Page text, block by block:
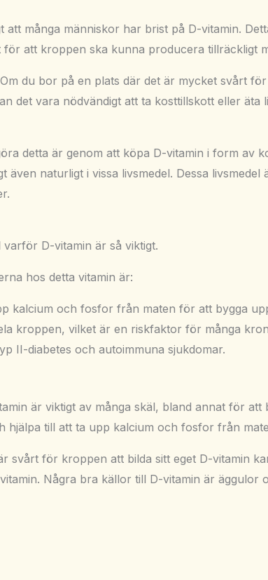
att många människor har brist på D-vitamin.
att kroppen ska kunna producera tillräckligt
du bor på en plats där det är mycket svårt
det vara nödvändigt att ta kosttillskott eller äta
detta är genom att köpa D-vitamin i form av
även naturligt i vissa livsmedel. Dessa
D-vitamin är så viktigt.
hos detta vitamin är:
kalcium och fosfor från maten för att bygga
kroppen, vilket är en riskfaktor för många
II-diabetes och autoimmuna sjukdomar.
är viktigt av många skäl, bland annat för att
hjälpa till att ta upp kalcium och fosfor från
svårt för kroppen att bilda sitt eget D-vitamin
Några bra källor till D-vitamin är äggulor